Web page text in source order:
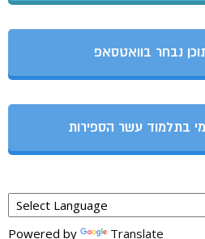
נבחר בוואטסאפ
בתלמוד עשר הספירות
Powered by Translate